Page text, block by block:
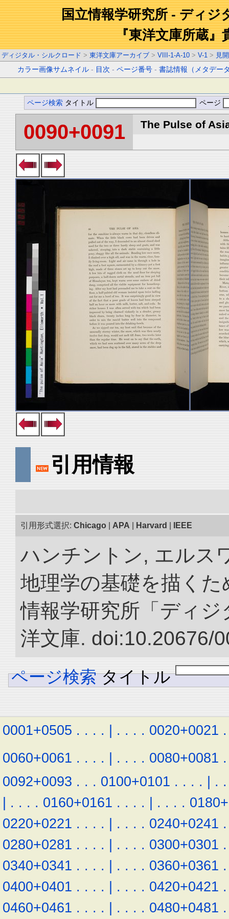
国立情報学研究所 - ディジ
『東洋文庫所蔵』
ディジタル・シルクロード > 東洋文庫アーカイブ > VIII-1-A-10 > V-1 > 見
カラー画像サムネイル - 目次 -ページ番号 -書誌情報（メタデー
ページ検索 タイトル ページ
0090+0091 The Pulse of
引用情報
引用形式選択: Chicago APA Harvard IEEE
ハンチントン, エルス
地理学の基礎を描くた
情報学研究所「ディ
洋文庫. doi:10.20676/
ページ検索 タイトル
0001+0505 . . . . | . . . . 0020+0021 .
0060+0061 . . . . | . . . . 0080+0081 .
0092+0093 . . . 0100+0101 . . . . | . .
| . . . . 0160+0161 . . . . | . . . .
0220+0221 . . . . | . . . . 0240+0241 .
0280+0281 . . . . | . . . . 0300+0301 .
0340+0341 . . . . | . . . . 0360+0361 .
0400+0401 . . . . | . . . . 0420+0421 .
0460+0461 . . . . | . . . . 0480+0481 .